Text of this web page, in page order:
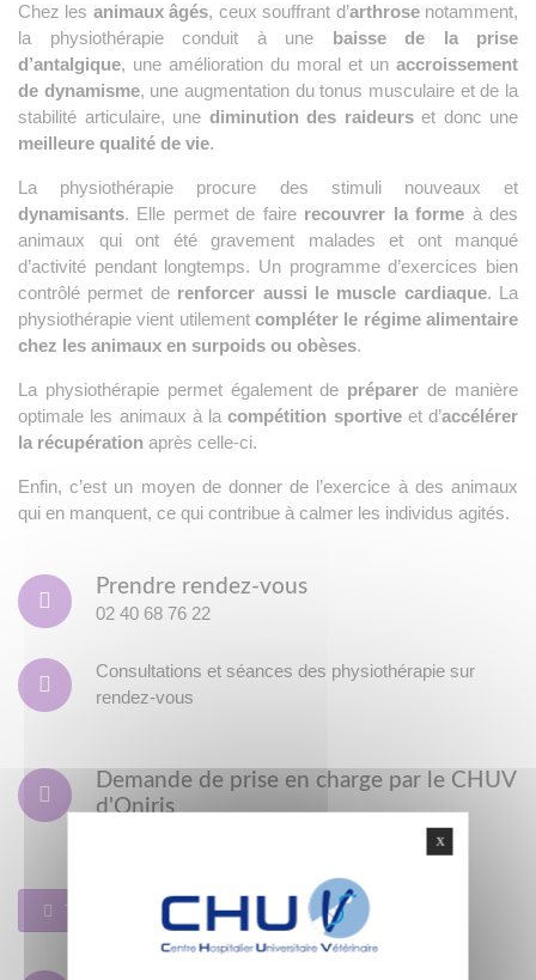
Chez les animaux âgés, ceux souffrant d’arthrosenotamment,
la physiothérapie conduit à une baisse de la prise
d’antalgique, une amélioration du moral et un accroissement
de dynamisme, une augmentation du tonus musculaire et de la
stabilité articulaire, une diminution des raideurset donc une
meilleure qualité de vie.
La physiothérapie procure des stimuli nouveaux et
dynamisants. Elle permet de faire recouvrer la forme à des
animaux qui ont été gravement malades et ont manqué
d’activité pendant longtemps. Un programme d’exercices bien
contrôlé permet de renforcer aussi le muscle cardiaque. La
physiothérapie vient utilement compléter le régime alimentaire
chez les animaux en surpoids ou obèses.
La physiothérapie permet également de préparer de manière
optimale les animaux à lacompétition sportiveet d’accélérer
la récupération après celle-ci.
Enfin, c’est un moyen de donner de l’exercice à des animaux
qui en manquent, ce qui contribue à calmer les individus agités.
Prendre rendez-vous
02 40 68 76 22
Consultations et séances des physiothérapie sur
rendez-vous
Demande de prise en charge par le CHUV
d'Oniris
Télécharger la feuille de référé
X